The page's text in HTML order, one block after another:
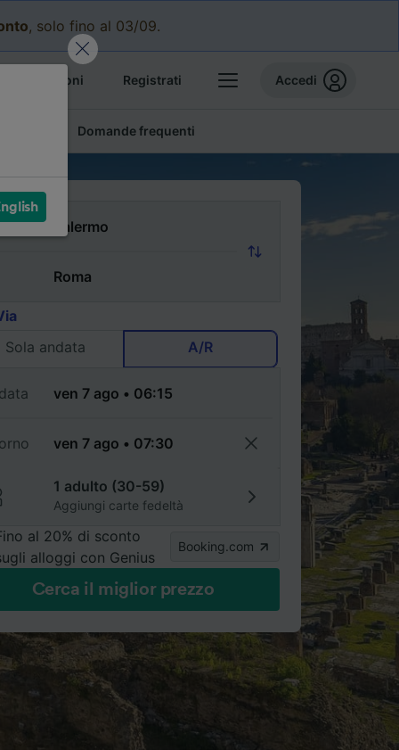
, solo fino al 03/09.
prenotazioni Registrati Accedi
Domande frequenti
Sola andata
A/R
1 adulto (30-59)
Aggiungi carte fedeltà
al 20% di sconto
alloggi con Genius
Booking.com
Cerca il miglior prezzo